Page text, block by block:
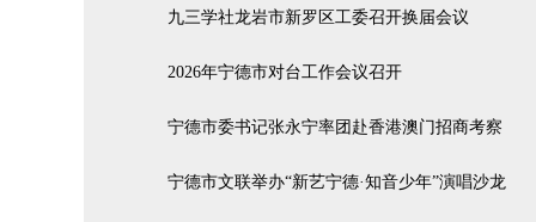
九三学社龙岩市新罗区工委召开换届会议
2026年宁德市对台工作会议召开
宁德市委书记张永宁率团赴香港澳门招商考察
宁德市文联举办“新艺宁德·知音少年”演唱沙龙